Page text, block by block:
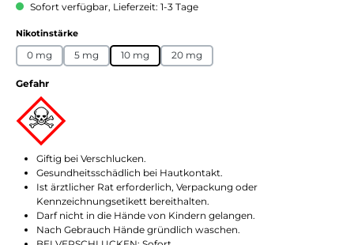
Sofort verfügbar, Lieferzeit: 1-3 Tage
Nikotinstärkeauswählen
0 mg 5 mg 10 mg 20 mg
Gefahr
Giftig bei Verschlucken.
Gesundheitsschädlich bei Hautkontakt.
Ist ärztlicher Rat erforderlich, Verpackung oder
Kennzeichnungsetikett bereithalten.
Darf nicht in die Hände von Kindern gelangen.
Nach Gebrauch Hände gründlich waschen.